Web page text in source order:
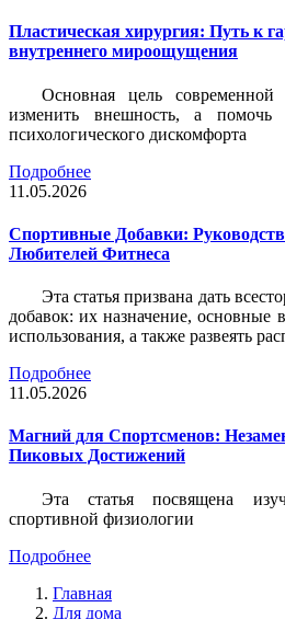
Пластическая хирургия: Путь к
внутреннего мироощущения
Основная цель
изменить внешность, а помочь
психологического дискомфорта
Подробнее
11.05.2026
Спортивные Добавки:
Любителей Фитнеса
Эта статья призвана дать
добавок: их назначение,
использования, а также развеять
Подробнее
11.05.2026
Магний для Спортсменов:
Пиковых Достижений
Эта статья посвящена
спортивной физиологии
Подробнее
Главная
Для дома